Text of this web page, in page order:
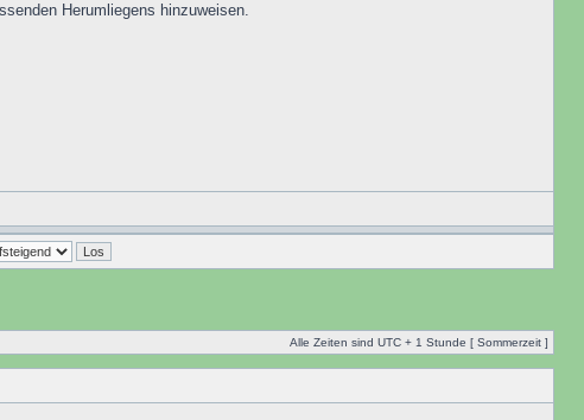
Herumliegens hinzuweisen.
Alle Zeiten sind UTC + 1 Stunde [ Sommerzeit ]